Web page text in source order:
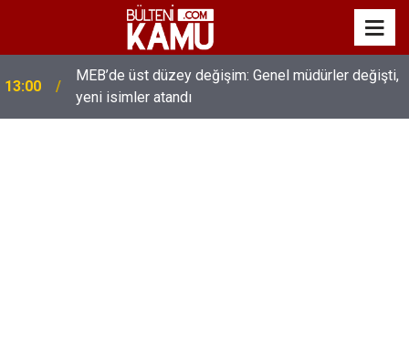
13:00
MEB’de üst düzey değişim: Genel müdürler değişti,
yeni isimler atandı